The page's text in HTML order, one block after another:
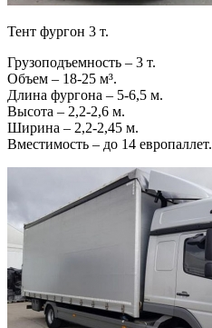
Тент фургон 3 т.
Грузоподъемность – 3 т.
Объем – 18-25 м³.
Длина фургона – 5-6,5 м.
Высота – 2,2-2,6 м.
Ширина – 2,2-2,45 м.
Вместимость – до 14 европаллет.